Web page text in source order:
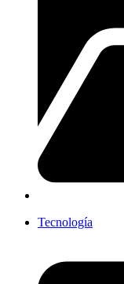
Tecnología